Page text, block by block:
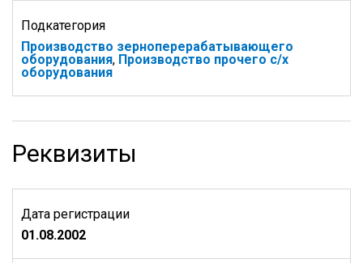
Подкатегория
Производство зерноперерабатывающего
оборудования, Производство прочего с/х
оборудования
Реквизиты
Дата регистрации
01.08.2002